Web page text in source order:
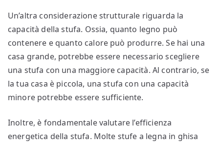
Un’altra considerazione strutturale riguarda la
capacità della stufa. Ossia, quanto legno può
contenere e quanto calore può produrre. Se hai una
casa grande, potrebbe essere necessario scegliere
una stufa con una maggiore capacità. Al contrario, se
la tua casa è piccola, una stufa con una capacità
minore potrebbe essere sufficiente.
Inoltre, è fondamentale valutare l’efficienza
energetica della stufa. Molte stufe a legna in ghisa